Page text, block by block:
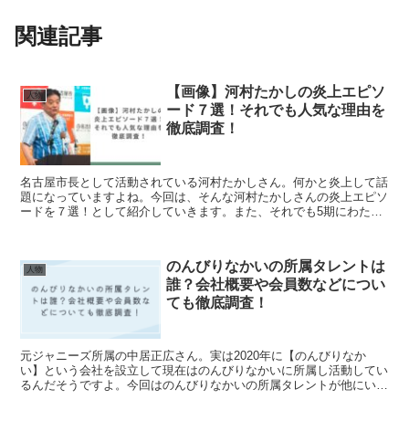
関連記事
人物
【画像】河村たかしの炎上エピソ
ード７選！それでも人気な理由を
徹底調査！
名古屋市長として活動されている河村たかしさん。何かと炎上して話
題になっていますよね。今回は、そんな河村たかしさんの炎上エピソ
ードを７選！として紹介していきます。また、それでも5期にわたっ
人物
のんびりなかいの所属タレントは
誰？会社概要や会員数などについ
ても徹底調査！
元ジャニーズ所属の中居正広さん。実は2020年に【のんびりなか
い】という会社を設立して現在はのんびりなかいに所属し活動してい
るんだそうですよ。今回はのんびりなかいの所属タレントが他にいる